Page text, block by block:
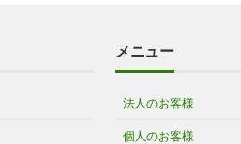
メニュー
法人のお客様
個人のお客様